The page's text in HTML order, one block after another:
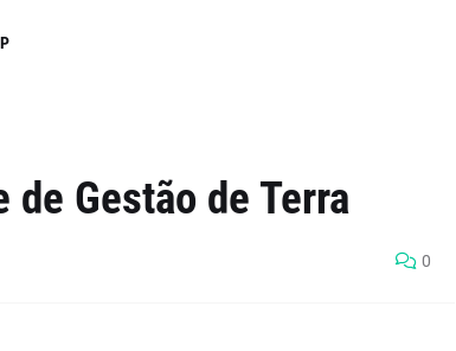
de Gestão de Terra
0